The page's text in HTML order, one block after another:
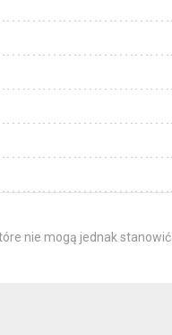
nie mogą jednak stanowić